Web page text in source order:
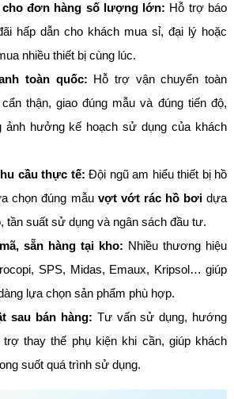
cho đơn hàng số lượng lớn: Hỗ trợ báo
hấp dẫn cho khách mua sỉ, đại lý hoặc
nhiều thiết bị cùng lúc.
toàn quốc: Hỗ trợ vận chuyển toàn
thận, giao đúng mẫu và đúng tiến độ,
ảnh hưởng kế hoạch sử dụng của khách
cầu thực tế: Đội ngũ am hiểu thiết bị hồ
chọn đúng mẫu vợt vớt rác hồ bơidựa
tần suất sử dụng và ngân sách đầu tư.
sẵn hàng tại kho: Nhiều thương hiệu
SPS, Midas, Emaux, Kripsol… giúp
lựa chọn sản phẩm phù hợp.
sau bán hàng: Tư vấn sử dụng, hướng
trợ thay thế phụ kiện khi cần, giúp khách
suốt quá trình sử dụng.